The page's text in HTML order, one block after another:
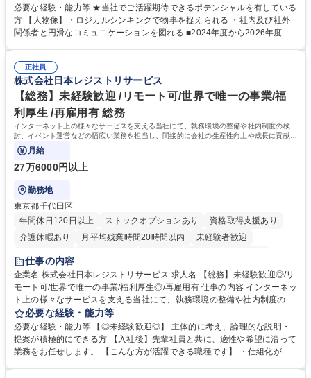
務 ■営業部門の企画スタッフ、ルート営業 【キャリアパス】入社後の配属
ポジションで一定期間ご活躍頂いた後、本人の適性及び将来のキャリアを
鑑みてジョブローテーションを行います。 【育成】OJTでの現場育成や研
表するインフラ企業 #ポテンシャル採用
必要な経験・能力等 ★当社でご活躍期待できるポテンシャルを有している
方 【人物像】・ロジカルシンキングで物事を捉えられる ・社内及び社外
関係者と円滑なコミュニケーションを図れる ■2024年度から2026年度ま
72.html ■エネルギーセキュリティの不安定化や気候変動による自然災害の
甚大化など、これまで以上に社会課題解決の重要性が高まっています。
「未来の日常」の創造に向けて持続可能な社会の実現に貢献してまいりま
す。 学歴・資格 学歴：大学院 大学 語学力： 資格：
正社員
株式会社日本レジストリサービス
【総務】未経験歓迎 /リモート可/世界で唯一の事業/福
利厚生 /再雇用有 総務
インターネット上の様々なサービスを支える当社にて、執務環境の整備や社内制度の検
討、イベント運営などの幅広い業務を担当し、間接的に会社の生産性向上や成長に貢献し
ている部署です。
月給
27万6000円以上
勤務地
東京都千代田区
年間休日120日以上
ストックオプションあり
資格取得支援あり
介護休暇あり
月平均残業時間20時間以内
未経験者歓迎
住宅手当あり
完全週休2日制
交通費支給 駅近5分以内 土日祝休み 服装自由
仕事の内容
企業名 株式会社日本レジストリサービス 求人名 【総務】未経験歓迎◎/リ
モート可/世界で唯一の事業/福利厚生◎/再雇用有 仕事の内容 インターネッ
ト上の様々なサービスを支える当社にて、執務環境の整備や社内制度の検
討、イベント運営などの幅広い業務を担当し、間接的に会社の生産性向上
や成長に貢献している部署です。 会社の全メンバーが安心して長く成果を
発揮できる環境を整えるために、毎日のメンテナンスや維持管理に加え、
新たな施策検討を積極的に行っていただき、会社全体を巻き込み課題解決
必要な経験・能力等
必要な経験・能力等 【◎未経験歓迎◎】 主体的に考え、論理的な説明・
提案が積極的にできる方 【入社後】先輩社員と共に、適性や希望に沿って
業務をお任せします。 【こんな方が活躍できる職種です】 ・仕組化が好